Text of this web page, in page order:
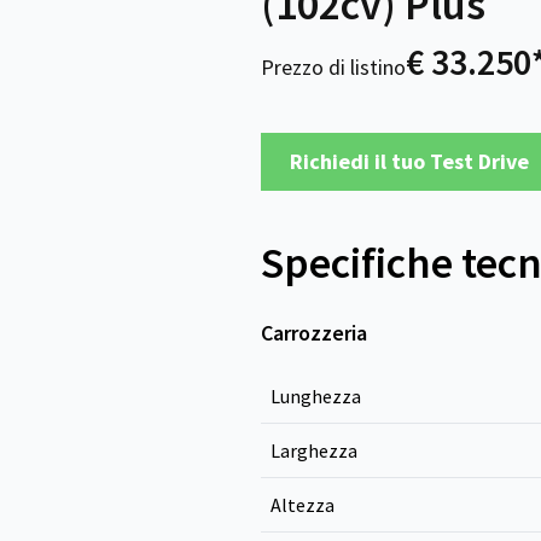
Prezzo di listino€
Richiedi il tuo Test Drive
Specifiche
Carrozzeria
Lunghezza
Larghezza
Altezza